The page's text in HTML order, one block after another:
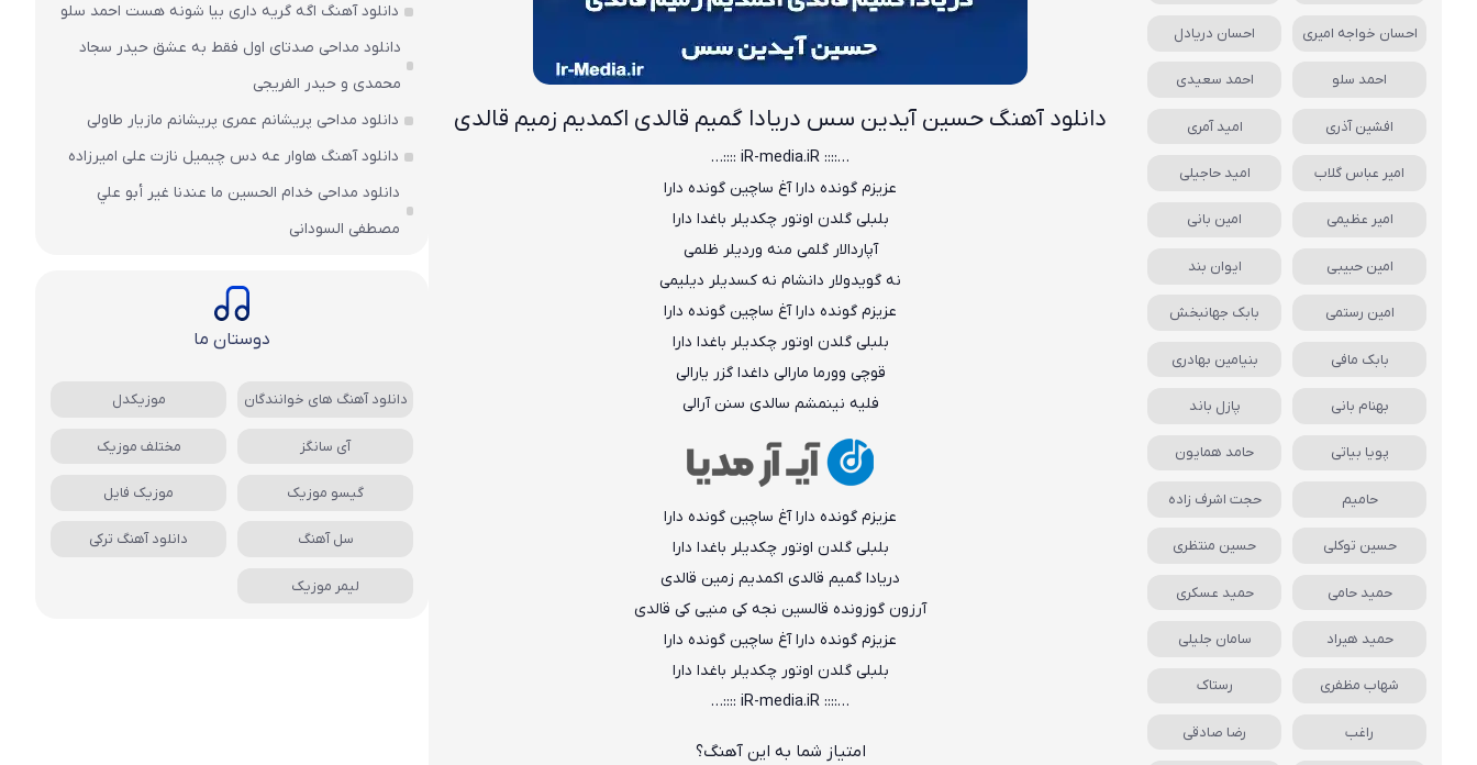
دانلود آهنگ حسین آیدین سس دریادا گمیم قالدی اکمدیم زمیم قالدی
…:::: iR-media.iR ::::…
عزیزم گونده دارا آغ ساچین گونده دارا
بلبلی گلدن اوتور چکدیلر باغدا دارا
آپاردالار گلمی منه وردیلر ظلمی
نه گویدولار دانشام نه کسدیلر دیلیمی
عزیزم گونده دارا آغ ساچین گونده دارا
بلبلی گلدن اوتور چکدیلر باغدا دارا
قوچی وورما مارالی داغدا گزر یارالی
فلیه نینمشم سالدی سنن آرالی
عزیزم گونده دارا آغ ساچین گونده دارا
بلبلی گلدن اوتور چکدیلر باغدا دارا
دریادا گمیم قالدی اکمدیم زمین قالدی
آرزون گوزونده قالسین نجه کی منیی کی قالدی
عزیزم گونده دارا آغ ساچین گونده دارا
بلبلی گلدن اوتور چکدیلر باغدا دارا
…:::: iR-media.iR ::::…
امتیاز شما به این آهنگ؟
احسان خواجه امیری احسان دریادل
احمد سلو احمد سعیدی
افشین آذری امید آمری
امیر عباس گلاب امید حاجیلی
امیر عظیمی امین بانی
امین حبیبی ایوان بند
امین رستمی بابک جهانبخش
بابک مافی بنیامین بهادری
بهنام بانی پازل باند
پویا بیاتی حامد همایون
حامیم حجت اشرف زاده
حسین توکلی حسین منتظری
حمید حامی حمید عسکری
حمید هیراد سامان جلیلی
شهاب مظفری رستاک
راغب رضا صادقی
دانلود آهنگ اگه گریه داری بیا شونه هست احمد سلو
دانلود مداحی صدتای اول فقط به عشق حیدر سجاد
محمدی و حیدر الفریجی
دانلود مداحی پریشانم عمری پریشانم مازیار طاولی
دانلود آهنگ هاوار عه دس چیمیل نازت علی امیرزاده
دانلود مداحی خدام الحسين ما عندنا غير أبو علي
مصطفی السودانی
دوستان ما
دانلود آهنگ های خوانندگان موزیکدل
آی سانگز مختلف موزیک
گیسو موزیک موزیک فایل
سل آهنگ دانلود آهنگ ترکی
لیمر موزیک